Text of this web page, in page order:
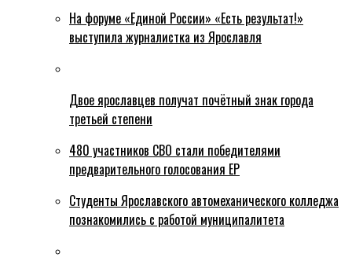
На форуме «Единой России» «Есть результат!»
выступила журналистка из Ярославля
Двое ярославцев получат почётный знак города
третьей степени
480 участников СВО стали победителями
предварительного голосования ЕР
Студенты Ярославского автомеханического колледжа
познакомились с работой муниципалитета